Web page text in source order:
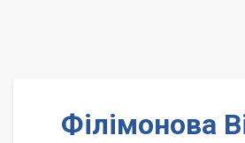
Філімонова